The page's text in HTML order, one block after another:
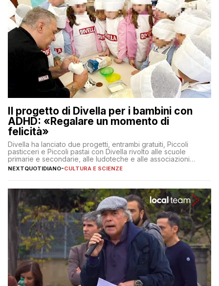
Il progetto di Divella per i bambini con
ADHD: «Regalare un momento di
felicità»
Divella ha lanciato due progetti, entrambi gratuiti, Piccoli
pasticceri e Piccoli pastai con Divella rivolto alle scuole
primarie e secondarie, alle ludoteche e alle associazioni
pugliesi che si occupano di bambini con ADHD
NEXTQUOTIDIANO-CULTURA E SCIENZE